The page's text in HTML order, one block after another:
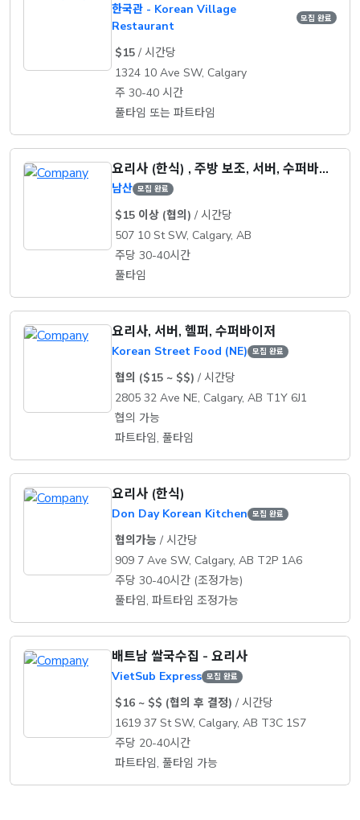
한국관 - Korean Village
Restaurant
모집 완료
$15 / 시간당
1324 10 Ave SW, Calgary
주 30-40 시간
풀타임 또는 파트타임
요리사 (한식) , 주방 보조, 서버, 수퍼바이저
남산 모집 완료
$15 이상 (협의) / 시간당
507 10 St SW, Calgary, AB
주당 30-40시간
풀타임
요리사, 서버, 헬퍼, 수퍼바이저
Korean Street Food (NE) 모집 완료
협의 ($15 ~ $$) / 시간당
2805 32 Ave NE, Calgary, AB T1Y 6J1
협의 가능
파트타임, 풀타임
요리사 (한식)
Don Day Korean Kitchen 모집 완료
협의가능 / 시간당
909 7 Ave SW, Calgary, AB T2P 1A6
주당 30-40시간 (조정가능)
풀타임, 파트타임 조정가능
배트남 쌀국수집 - 요리사
VietSub Express 모집 완료
$16 ~ $$ (협의 후 결정) / 시간당
1619 37 St SW, Calgary, AB T3C 1S7
주당 20-40시간
파트타임, 풀타임 가능